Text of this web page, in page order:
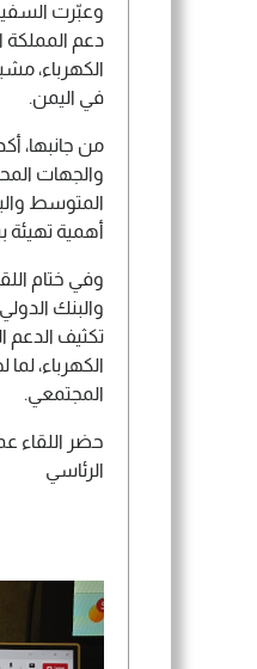
وعبّرت
دعم المملكة
الكهرباء،
في اليمن.
من جانبها،
والجهات
المتوسط
أهمية تهيئة
وفي ختام
والبنك
تكثيف الدعم
الكهرباء،
المجتمعي.
حضر اللقاء
الرئاسي